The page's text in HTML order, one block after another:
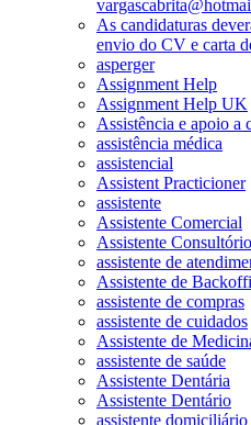
As candidaturas
envio do CV e carta
asperger
Assignment Help
Assignment Help UK
Assistência e apoio a
assistência médica
assistencial
Assistent Practicioner
assistente
Assistente Comercial
Assistente Consultório
assistente de
Assistente de
assistente de compras
assistente de cuidados
Assistente de
assistente de saúde
Assistente Dentária
Assistente Dentário
assistente domiciliário